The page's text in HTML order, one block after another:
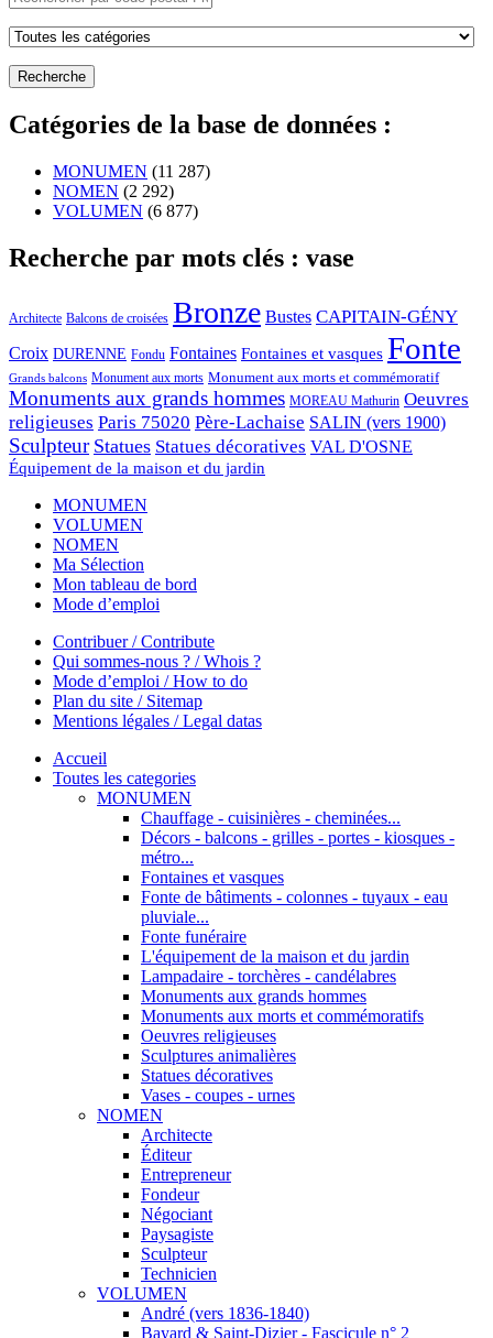
Catégories de la base de données :
MONUMEN (11 287)
NOMEN (2 292)
VOLUMEN (6 877)
Recherche par mots clés : vase
Architecte Balcons de croisées Bronze Bustes CAPITAIN-GÉNY
Croix DURENNE Fondu Fontaines Fontaines et vasques Fonte
Grands balcons Monument aux morts Monument aux morts et commémoratif
Monuments aux grands hommes MOREAU Mathurin Oeuvres
religieuses Paris 75020 Père-Lachaise SALIN (vers 1900)
Sculpteur Statues Statues décoratives VAL D'OSNE
Équipement de la maison et du jardin
MONUMEN
VOLUMEN
NOMEN
Ma Sélection
Mon tableau de bord
Mode d’emploi
Contribuer / Contribute
Qui sommes-nous ? / Whois ?
Mode d’emploi / How to do
Plan du site / Sitemap
Mentions légales / Legal datas
Accueil
Toutes les categories
MONUMEN
Chauffage - cuisinières - cheminées...
Décors - balcons - grilles - portes - kiosques -
métro...
Fontaines et vasques
Fonte de bâtiments - colonnes - tuyaux - eau
pluviale...
Fonte funéraire
L'équipement de la maison et du jardin
Lampadaire - torchères - candélabres
Monuments aux grands hommes
Monuments aux morts et commémoratifs
Oeuvres religieuses
Sculptures animalières
Statues décoratives
Vases - coupes - urnes
NOMEN
Architecte
Éditeur
Entrepreneur
Fondeur
Négociant
Paysagiste
Sculpteur
Technicien
VOLUMEN
André (vers 1836-1840)
Bayard & Saint-Dizier - Fascicule n° 2